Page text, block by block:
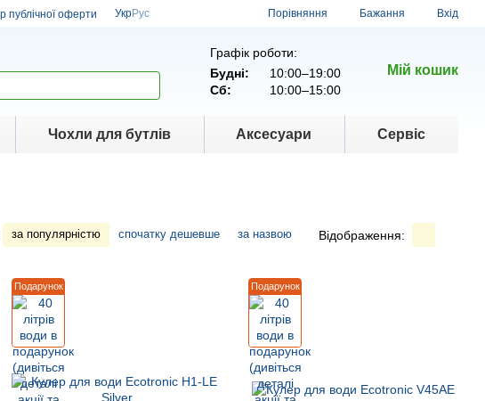
публічної оферти УкрРус Порівняння Бажання Вхід
Графік роботи:
Будні:
10:00–19:00
Сб:
10:00–15:00
Мій кошик
Чохли для бутлів Аксесуари Сервіс
за популярністю спочатку дешевше за назвою Відображення:
Подарунок Подарунок